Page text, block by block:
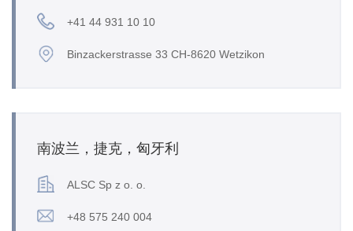
+41 44 931 10 10
Binzackerstrasse 33 CH-8620 Wetzikon
南波兰，捷克，匈牙利
ALSC Sp z o. o.
+48 575 240 004